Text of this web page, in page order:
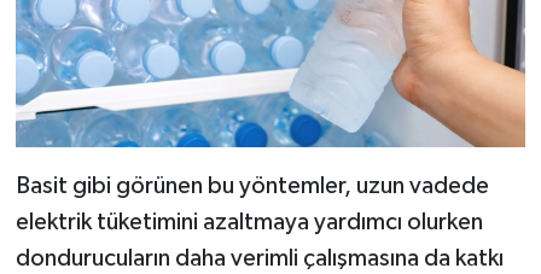
Basit gibi görünen bu yöntemler, uzun vadede
elektrik tüketimini azaltmaya yardımcı olurken
dondurucuların daha verimli çalışmasına da katkı